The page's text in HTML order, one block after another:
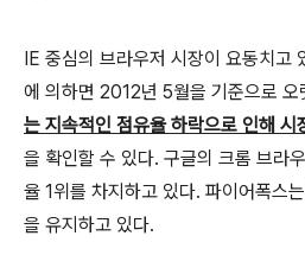
IE 중심의 브라우저 시장이 요동치
에 의하면 2012년 5월을 기준으로 오
는 지속적인 점유율 하락으로 인해 시
을 확인할 수 있다. 구글의 크롬 브라
율 1위를 차지하고 있다. 파이어폭스
을 유지하고 있다.